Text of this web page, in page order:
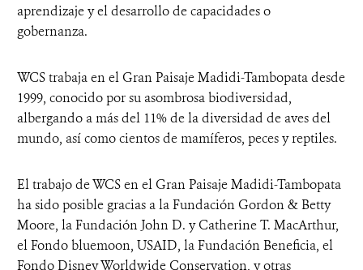
aprendizaje y el desarrollo de capacidades o
gobernanza.
WCS trabaja en el Gran Paisaje Madidi-Tambopata desde
1999, conocido por su asombrosa biodiversidad,
albergando a más del 11% de la diversidad de aves del
mundo, así como cientos de mamíferos, peces y reptiles.
El trabajo de WCS en el Gran Paisaje Madidi-Tambopata
ha sido posible gracias a la Fundación Gordon & Betty
Moore, la Fundación John D. y Catherine T. MacArthur,
el Fondo bluemoon, USAID, la Fundación Beneficia, el
Fondo Disney Worldwide Conservation, y otras